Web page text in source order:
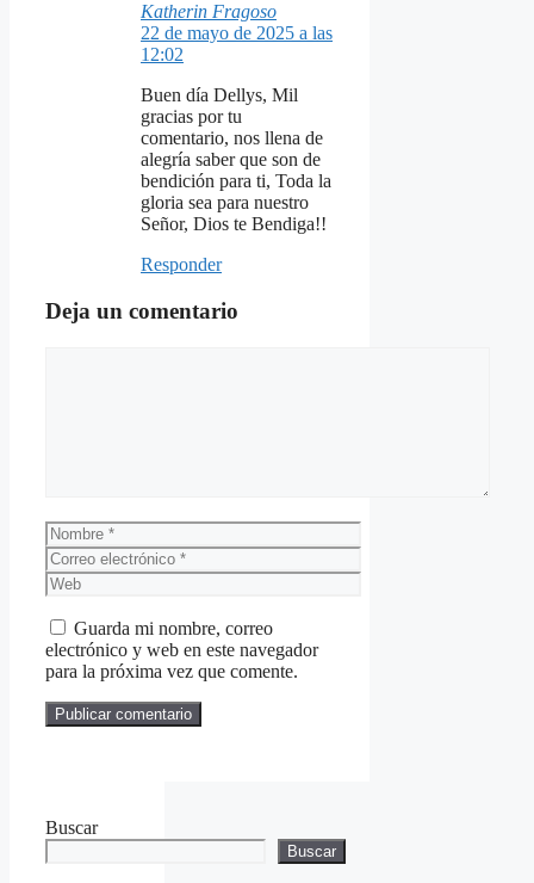
Katherin Fragoso
22 de mayo de 2025 a las
12:02
Buen día Dellys, Mil
gracias por tu
comentario, nos llena de
alegría saber que son de
bendición para ti, Toda la
gloria sea para nuestro
Señor, Dios te Bendiga!!
Responder
Deja un comentario
Nombre
Correo
electrónico
Web
Guarda mi nombre, correo
electrónico y web en este navegador
para la próxima vez que comente.
Buscar
Buscar